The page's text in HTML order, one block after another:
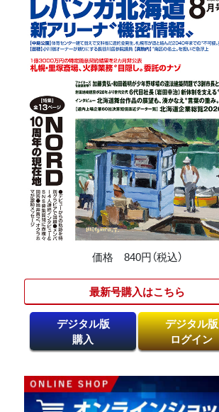
価格 840円（税込）
最新号購入はこちら​
デジタル版
購入
デジタル版
ログイン